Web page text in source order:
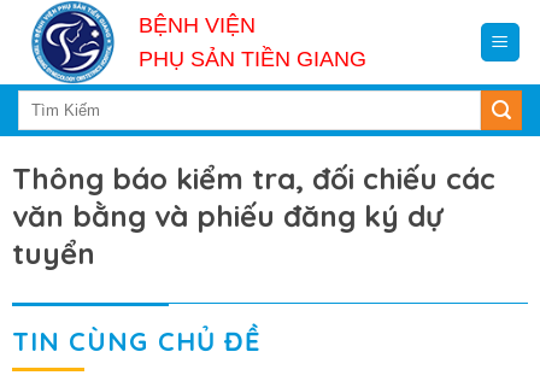
content
BỆNH VIỆN
PHỤ SẢN TIỀN GIANG
Thông báo kiểm tra, đối chiếu các
văn bằng và phiếu đăng ký dự
tuyển
TIN CÙNG CHỦ ĐỀ